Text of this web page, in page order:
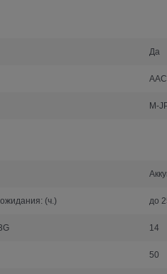
Да
M-
(ч.) до
14
50